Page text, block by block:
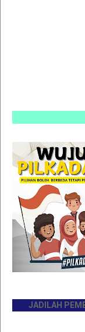
JADILAH